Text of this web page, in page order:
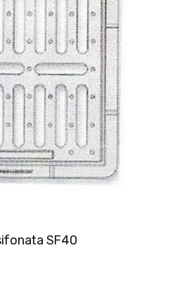
SF40